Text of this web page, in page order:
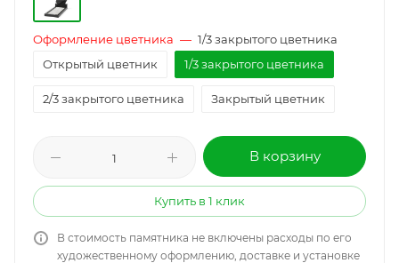
Оформление цветника — 1/3 закрытого цветника
Открытый цветник
1/3 закрытого цветника
2/3 закрытого цветника Закрытый цветник
В корзину
Купить в 1 клик
В стоимость памятника не включены расходы по его
художественному оформлению, доставке и установке